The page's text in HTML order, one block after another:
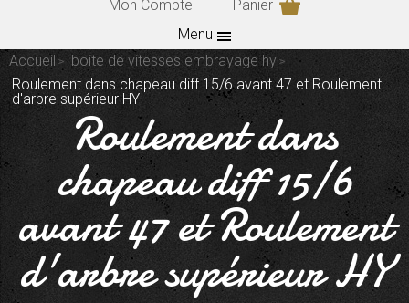
Mon Compte
Panier
Menu
Accueil
boite de vitesses embrayage hy
Roulement dans chapeau diff 15/6 avant 47 et Roulement
d'arbre supérieur HY
Roulement dans
chapeau diff 15/6
avant 47 et Roulement
d'arbre supérieur HY